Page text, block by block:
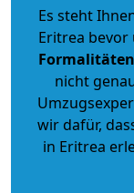
Es steht
Eritrea bevor
Formalitäten
nicht
wir dafür,
in Eritrea